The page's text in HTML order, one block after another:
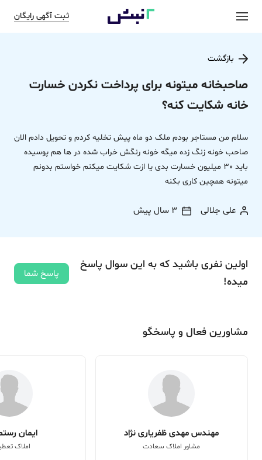
ثبت آگهی رایگان
بازگشت
صاحبخانه میتونه برای پرداخت نکردن خسارت
خانه شکایت کنه؟
سلام من مستاجر بودم ملک دو ماه پیش تخلیه کردم و تحویل دادم الان
صاحب خونه زنگ زده میگه خونه رنگش خراب شده در ها هم پوسیده
باید 30 میلیون خسارت بدی یا ازت شکایت میکنم خواستم بدونم
میتونه همچین کاری بکنه
علی جلالی 3 سال پیش
اولین نفری باشید که به این سوال پاسخ
میده!
پاسخ شما
مشاورین فعال و پاسخگو
مهندس مهدی ظفریاری نژاد
مشاور املاک سعادت
ایمان
املاک